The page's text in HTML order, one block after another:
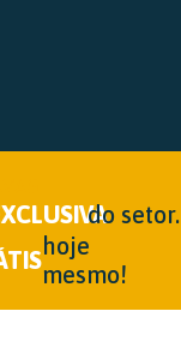
do setor.
hoje
mesmo!